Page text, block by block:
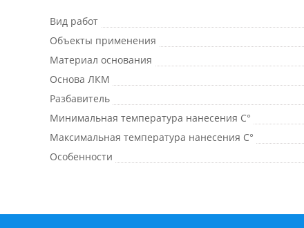
Вид работ
Объекты применения
Материал основания
Основа ЛКМ
Разбавитель
Минимальная температура нанесения C°
Максимальная температура нанесения C°
Особенности